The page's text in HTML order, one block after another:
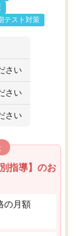
テスト対策
さい
さい
さい
指導】のお
の月額